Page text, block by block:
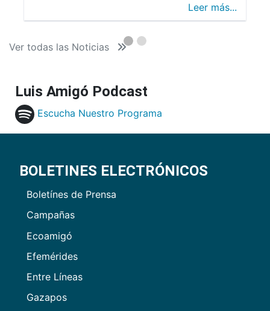
Leer más...
Ver todas las Noticias
Luis Amigó Podcast
Escucha Nuestro Programa
BOLETINES ELECTRÓNICOS
Boletínes de Prensa
Campañas
Ecoamigó
Efemérides
Entre Líneas
Gazapos